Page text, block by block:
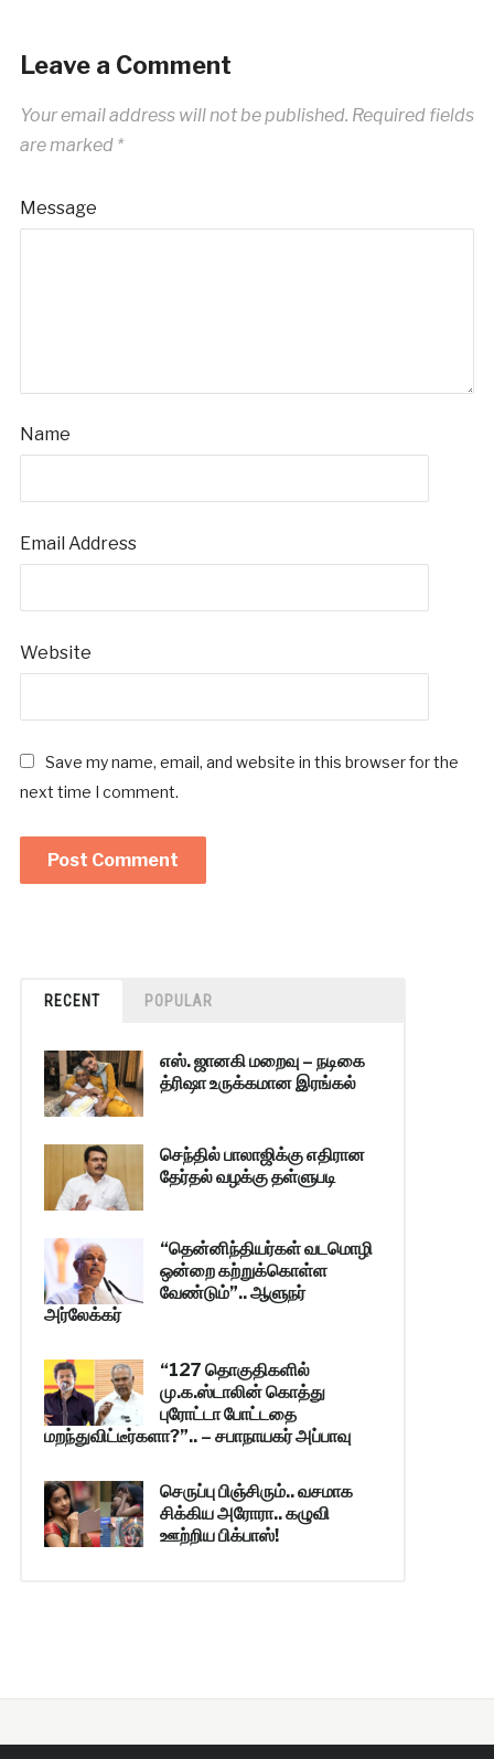
Leave a Comment
Your email address will not be published. Required fields
are marked *
Message
Name
Email Address
Website
Save my name, email, and website in this browser for the
next time I comment.
RECENT POPULAR
எஸ். ஜானகி மறைவு – நடிகை
த்ரிஷா உருக்கமான இரங்கல்
செந்தில் பாலாஜிக்கு எதிரான
தேர்தல் வழக்கு தள்ளுபடி
“தென்னிந்தியர்கள் வடமொழி
ஒன்றை கற்றுக்கொள்ள
வேண்டும்”.. ஆளுநர்
அர்லேக்கர்
“127 தொகுதிகளில்
மு.க.ஸ்டாலின் கொத்து
புரோட்டா போட்டதை
மறந்துவிட்டீர்களா?”.. – சபாநாயகர் அப்பாவு
செருப்பு பிஞ்சிரும்.. வசமாக
சிக்கிய அரோரா.. கழுவி
ஊற்றிய பிக்பாஸ்!